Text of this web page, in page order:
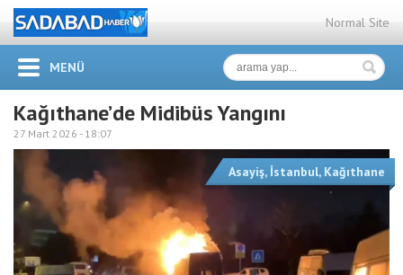
Normal Site
MENÜ
Kağıthane’de Midibüs Yangını
27 Mart 2026 - 18:07
Asayiş, İstanbul, Kağıthane